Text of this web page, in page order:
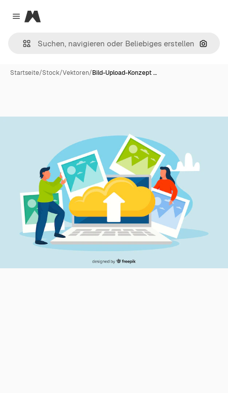
Close menu
Magnific
Nach
Startseite/Stock/Vektoren/Bild-Upload-Konzept …